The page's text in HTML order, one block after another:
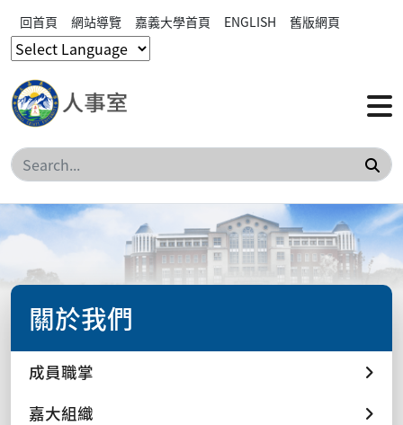
回首頁 網站導覽 嘉義大學首頁 ENGLISH 舊版網頁
搜
關於我們
成員職掌
嘉大組織